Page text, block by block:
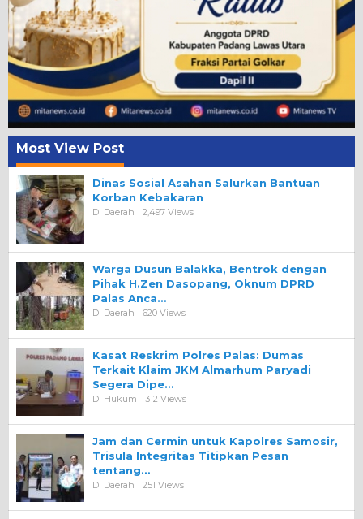
Most View Post
Dinas Sosial Asahan Salurkan Bantuan
Korban Kebakaran
Di Daerah 2,497 Views
Warga Dusun Balakka, Bentrok dengan
Pihak H.Zen Dasopang, Oknum DPRD
Palas Anca…
Di Daerah 620 Views
Kasat Reskrim Polres Palas: Dumas
Terkait Klaim JKM Almarhum Paryadi
Segera Dipe…
Di Hukum 312 Views
Jam dan Cermin untuk Kapolres Samosir,
Trisula Integritas Titipkan Pesan
tentang…
Di Daerah 251 Views